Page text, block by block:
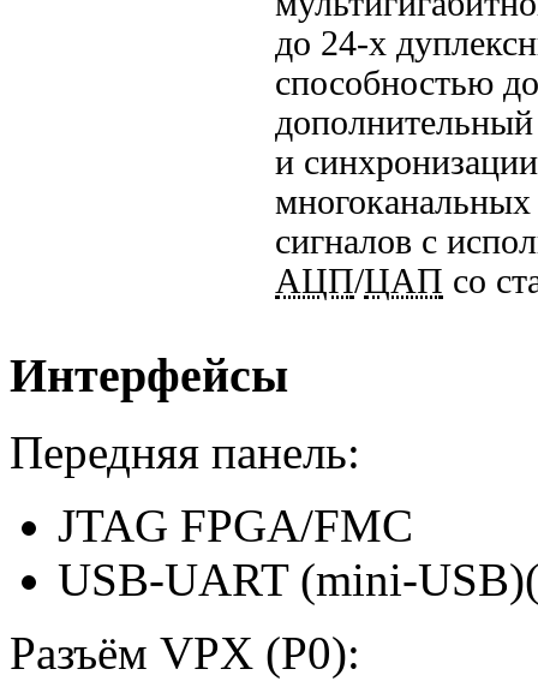
до 24-х
способностью
и
сигналов с
АЦП/ЦАП со
Интерфейсы
Передняя панель:
JTAG FPGA/FMC
USB-UART (mini-USB)
Разъём VPX (P0):